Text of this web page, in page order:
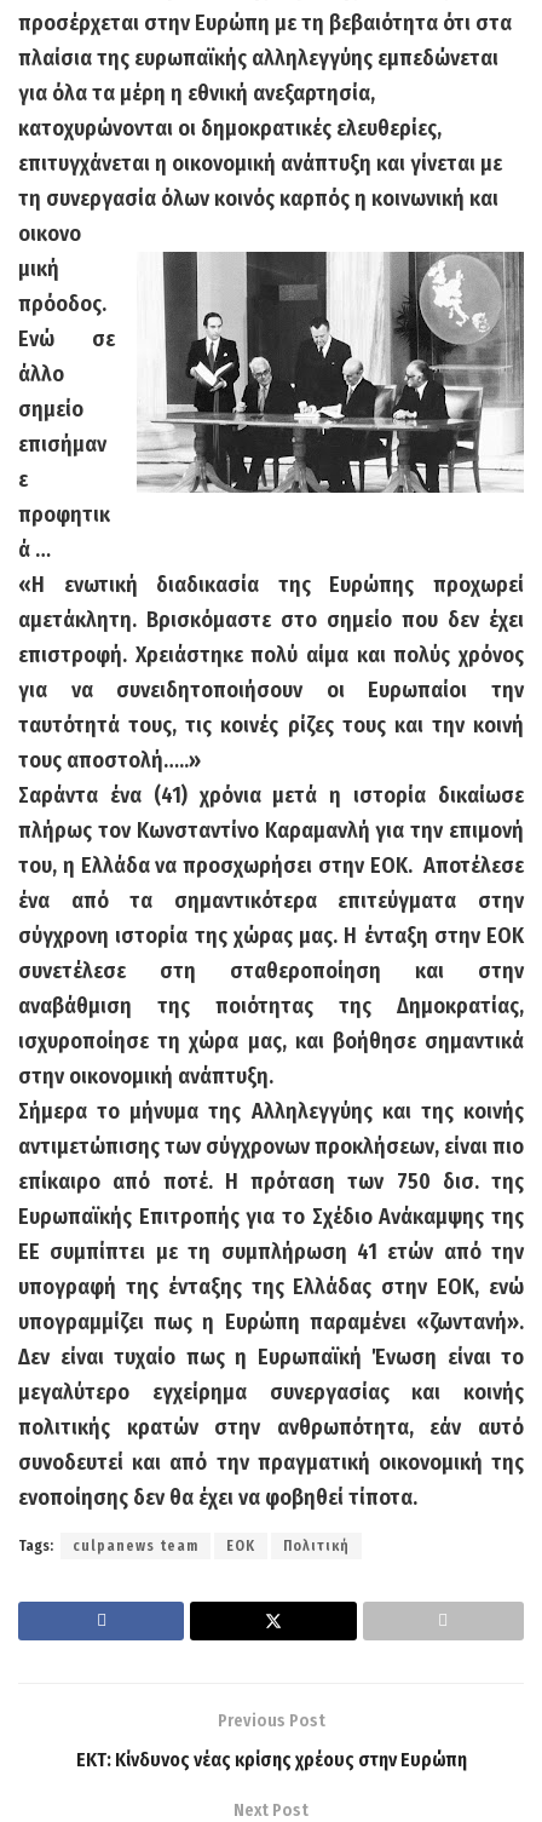
προσέρχεται στην Ευρώπη με τη βεβαιότητα ότι στα
πλαίσια της ευρωπαϊκής αλληλεγγύης εμπεδώνεται
για όλα τα μέρη η εθνική ανεξαρτησία,
κατοχυρώνονται οι δημοκρατικές ελευθερίες,
επιτυγχάνεται η οικονομική ανάπτυξη και γίνεται με
τη συνεργασία όλων κοινός καρπός η κοινωνική και
οικονο
μική
πρόοδος.
Ενώ σε
άλλο
σημείο
επισήμαν
ε
προφητικ
ά …
«Η ενωτική διαδικασία της Ευρώπης προχωρεί
αμετάκλητη. Βρισκόμαστε στο σημείο που δεν έχει
επιστροφή. Χρειάστηκε πολύ αίμα και πολύς χρόνος
για να συνειδητοποιήσουν οι Ευρωπαίοι την
ταυτότητά τους, τις κοινές ρίζες τους και την κοινή
τους αποστολή…..»
Σαράντα ένα (41) χρόνια μετά η ιστορία δικαίωσε
πλήρως τον Κωνσταντίνο Καραμανλή για την επιμονή
του, η Ελλάδα να προσχωρήσει στην ΕΟΚ. Αποτέλεσε
ένα από τα σημαντικότερα επιτεύγματα στην
σύγχρονη ιστορία της χώρας μας. Η ένταξη στην ΕΟΚ
συνετέλεσε στη σταθεροποίηση και στην
αναβάθμιση της ποιότητας της Δημοκρατίας,
ισχυροποίησε τη χώρα μας, και βοήθησε σημαντικά
στην οικονομική ανάπτυξη.
Σήμερα το μήνυμα της Αλληλεγγύης και της κοινής
αντιμετώπισης των σύγχρονων προκλήσεων, είναι πιο
επίκαιρο από ποτέ. Η πρόταση των 750 δισ. της
Ευρωπαϊκής Επιτροπής για το Σχέδιο Ανάκαμψης της
ΕΕ συμπίπτει με τη συμπλήρωση 41 ετών από την
υπογραφή της ένταξης της Ελλάδας στην ΕΟΚ, ενώ
υπογραμμίζει πως η Ευρώπη παραμένει «ζωντανή».
Δεν είναι τυχαίο πως η Ευρωπαϊκή Ένωση είναι το
μεγαλύτερο εγχείρημα συνεργασίας και κοινής
πολιτικής κρατών στην ανθρωπότητα, εάν αυτό
συνοδευτεί και από την πραγματική οικονομική της
ενοποίησης δεν θα έχει να φοβηθεί τίποτα.
Tags: culpanews team ΕΟΚ Πολιτική
Previous Post
ΕΚΤ: Κίνδυνος νέας κρίσης χρέους στην Ευρώπη
Next Post